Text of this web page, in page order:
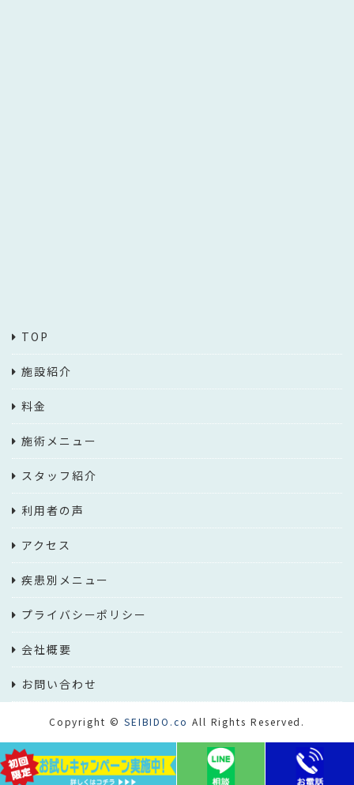
TOP
施設紹介
料金
施術メニュー
スタッフ紹介
利用者の声
アクセス
疾患別メニュー
プライバシーポリシー
会社概要
お問い合わせ
Copyright © SEIBIDO.co All Rights Reserved.